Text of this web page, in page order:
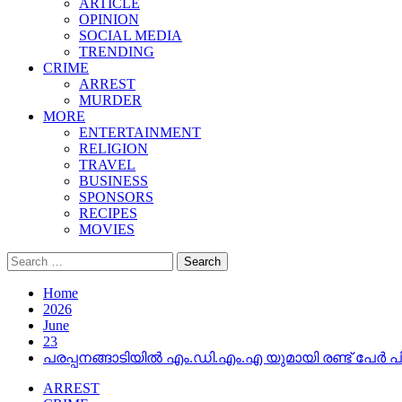
OPINION
SOCIAL MEDIA
TRENDING
CRIME
ARREST
MURDER
MORE
ENTERTAINMENT
RELIGION
TRAVEL
BUSINESS
SPONSORS
RECIPES
MOVIES
Search
for:
Home
2026
June
23
പരപ്പനങ്ങാടിയിൽ എം.ഡി.എം.എ യുമായി രണ്ട് പേർ
ARREST